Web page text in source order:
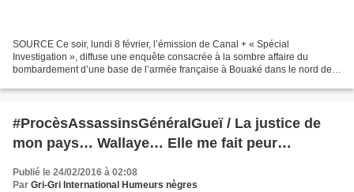
SOURCE Ce soir, lundi 8 février, l’émission de Canal + « Spécial
Investigation », diffuse une enquête consacrée à la sombre affaire du
bombardement d’une base de l’armée française à Bouaké dans le nord de
#ProcèsAssassinsGénéralGueï / La justice de
mon pays… Wallaye… Elle me fait peur…
Publié le 24/02/2016 à 02:08
Par Gri-Gri International Humeurs nègres